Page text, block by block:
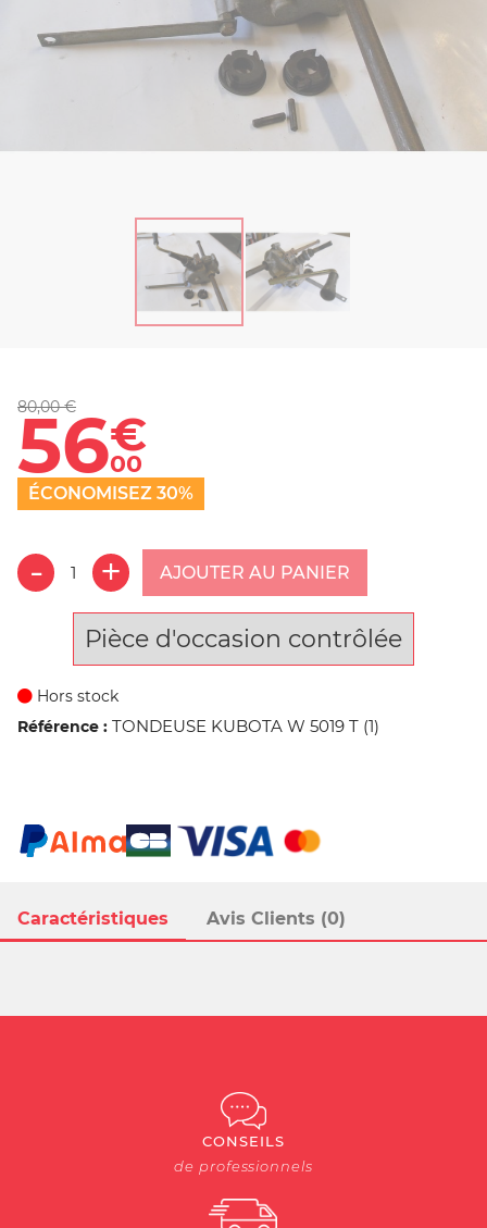
Caractéristiques Avis Clients (0)
80,00 €
56€
00
ÉCONOMISEZ 30%
AJOUTER AU PANIER
Pièce d'occasion contrôlée
Hors stock
Référence : TONDEUSE KUBOTA W 5019 T (1)
CONSEILS
de professionnels